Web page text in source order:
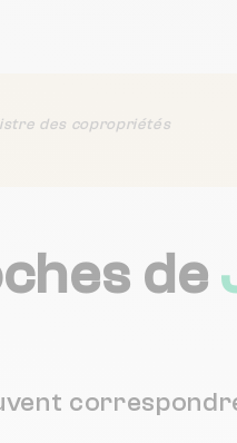
des copropriétés
de